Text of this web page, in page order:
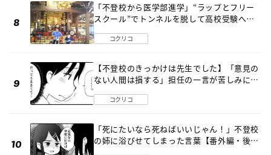
「不登校から医学部進学」“ラップとフリー
スクール”でトンネルを脱して高校受験へ
コクリコ
【不登校のきっかけは先生でした】「意見の
ない人間は損する」担任の一言が苦しみに…
コクリコ
「死にたいなら死ねばいいじゃん！」不登校
の姉に浴びせてしまった言葉【番外編・後